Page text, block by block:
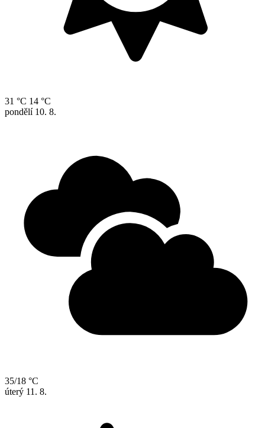
31 °C 14 °C
pondělí 10. 8.
35/18 °C
úterý 11. 8.